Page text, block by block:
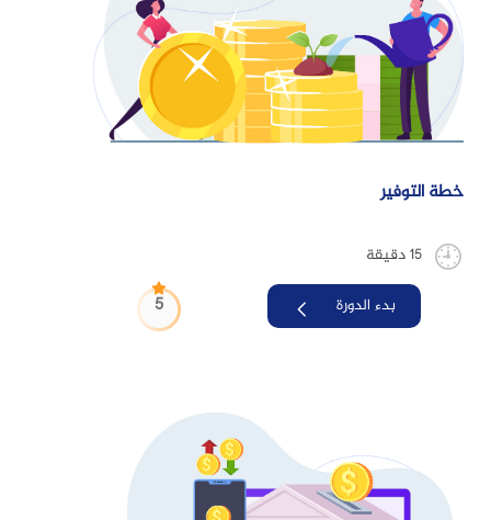
15 دقيقة
خطة التوفير
بدء الدورة 5